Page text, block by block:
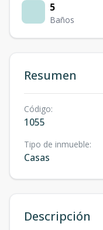
5
Baños
Resumen
Código:
1055
Tipo de inmueble:
Casas
Descripción